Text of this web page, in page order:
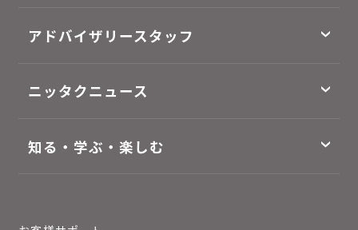
アドバイザリースタッフ
ニッタクニュース
知る・学ぶ・楽しむ